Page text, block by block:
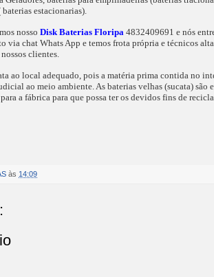
estacionarias).
nosso Disk Baterias Floripa 4832409691 e nós
via chat Whats App e temos frota própria e técnicos
clientes.
ao local adequado, pois a matéria prima contida no
ao meio ambiente. As baterias velhas (sucata) são
a fábrica para que possa ter os devidos fins de
às 14:09